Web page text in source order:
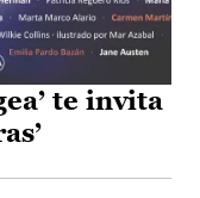
te invita